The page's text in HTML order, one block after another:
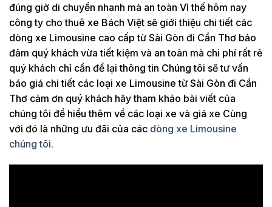
đúng giờ di chuyển nhanh mà an toàn Vì thế hôm nay
công ty cho thuê xe Bách Việt sẽ giới thiệu chi tiết các
dòng xe Limousine cao cấp từ Sài Gòn đi Cần Thơ bảo
đảm quý khách vừa tiết kiệm và an toàn mà chi phí rất rẻ
quý khách chỉ cần để lại thông tin Chúng tôi sẽ tư vấn
báo giá chi tiết các loại xe Limousine từ Sài Gòn đi Cần
Thơ cảm ơn quý khách hãy tham khảo bài viết của
chúng tôi để hiểu thêm về các loại xe và giá xe Cùng
với đó là những ưu đãi của các dòng xe Limousine
chúng tôi.